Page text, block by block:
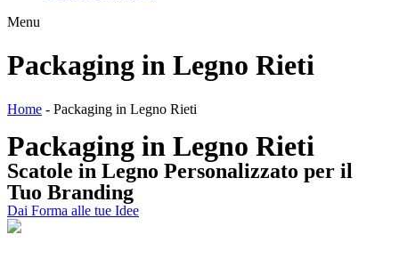
Menu
Packaging in Legno Rieti
Home - Packaging in Legno Rieti
Packaging in Legno Rieti
Scatole in Legno Personalizzato per il
Tuo Branding
Dai Forma alle tue Idee